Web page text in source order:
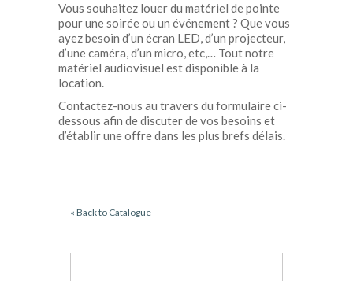
Vous souhaitez louer du matériel de pointe
pour une soirée ou un événement ? Que vous
ayez besoin d’un écran LED, d’un projecteur,
d’une caméra, d’un micro, etc,… Tout notre
matériel audiovisuel est disponible à la
location.
Contactez-nous au travers du formulaire ci-
dessous afin de discuter de vos besoins et
d’établir une offre dans les plus brefs délais.
« Back to Catalogue